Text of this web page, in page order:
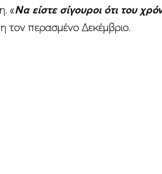
«Να είστε σίγουροι ότι του
τον περασμένο Δεκέμβριο.